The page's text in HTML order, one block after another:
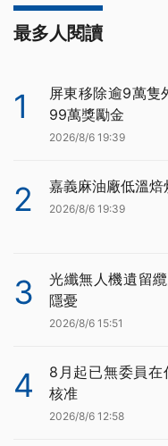
最多人閱讀
1
屏東移除逾9萬隻
99萬獎勵金
2026/8/6 19:39
2 嘉義麻油廠低溫
2026/8/6 19:39
3
光纖無人機遺留
隱憂
2026/8/6 15:51
4
8月起已無委員
核准
2026/8/6 12:58